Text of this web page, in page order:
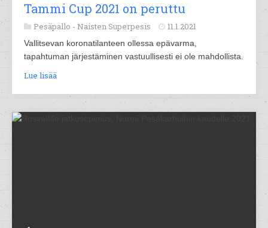
Tammi Cup 2021 on peruttu
Pesäpallo - Naisten Superpesis 11.1.2021
Vallitsevan koronatilanteen ollessa epävarma,
tapahtuman järjestäminen vastuullisesti ei ole mahdollista.
Lue lisää